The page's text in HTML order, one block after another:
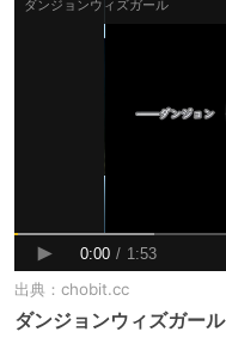
出典： chobit.cc
ダンジョンウィズガール